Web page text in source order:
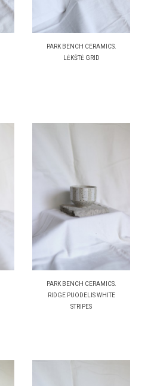
PARK BENCH CERAMICS.
LĖKŠTĖ GRID
PARK BENCH CERAMICS.
RIDGE PUODELIS WHITE
STRIPES